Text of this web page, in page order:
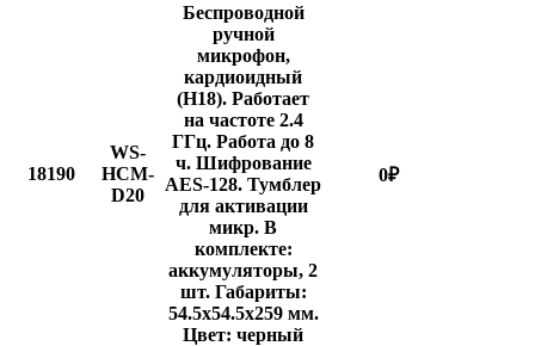
18190
WS-
HCM-
D20
Беспроводной
ручной
микрофон,
кардиоидный
(H18). Работает
на частоте 2.4
ГГц. Работа до 8
ч. Шифрование
AES-128. Тумблер
для активации
микр. В
комплекте:
аккумуляторы, 2
шт. Габариты:
54.5х54.5x259 мм.
Цвет: черный
0₽